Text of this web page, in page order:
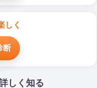
しく
断
しく知る